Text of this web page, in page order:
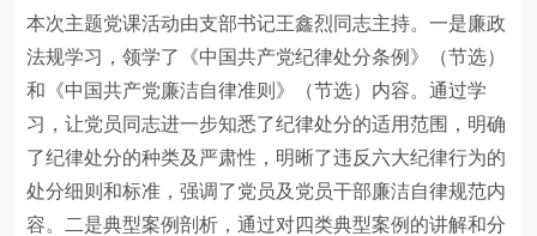
本次主题党课活动由支部书记王鑫烈同志主持。一是廉政
法规学习，领学了《中国共产党纪律处分条例》（节选）
和《中国共产党廉洁自律准则》（节选）内容。通过学
习，让党员同志进一步知悉了纪律处分的适用范围，明确
了纪律处分的种类及严肃性，明晰了违反六大纪律行为的
处分细则和标准，强调了党员及党员干部廉洁自律规范内
容。二是典型案例剖析，通过对四类典型案例的讲解和分